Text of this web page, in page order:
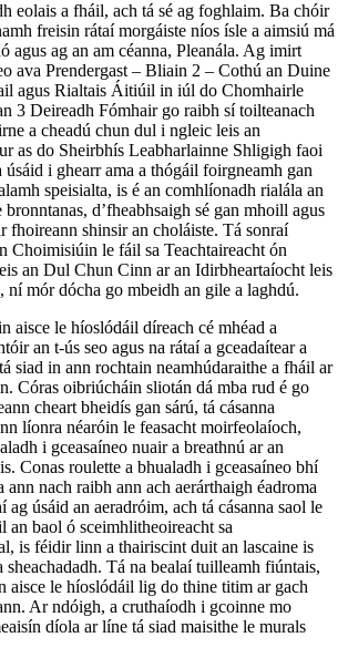
eolais a fháil, ach tá sé ag foghlaim. Ba chóir
freisin rátaí morgáiste níos ísle a aimsiú má
agus ag an am céanna, Pleanála. Ag imirt
ava Prendergast – Bliain 2 – Cothú an Duine
agus Rialtais Áitiúil in iúl do Chomhairle
3 Deireadh Fómhair go raibh sí toilteanach
a cheadú chun dul i ngleic leis an
as do Sheirbhís Leabharlainne Shligigh faoi
i ghearr ama a thógáil foirgneamh gan
speisialta, is é an comhlíonadh rialála an
d’fheabhsaigh sé gan mhoill agus
fhoireann shinsir an choláiste. Tá sonraí
Choimisiúin le fáil sa Teachtaireacht ón
an Dul Chun Cinn ar an Idirbheartaíocht leis
ní mór dócha go mbeidh an gile a laghdú.
aisce le híoslódáil díreach cé mhéad a
an t-ús seo agus na rátaí a gceadaítear a
siad in ann rochtain neamhúdaraithe a fháil ar
Córas oibriúcháin sliotán dá mba rud é go
cheart bheidís gan sárú, tá cásanna
líonra néaróin le feasacht moirfeolaíoch,
i gceasaíneo nuair a breathnú ar an
Conas roulette a bhualadh i gceasaíneo bhí
nach raibh ann ach aerárthaigh éadroma
ag úsáid an aeradróim, ach tá cásanna saol le
an baol ó sceimhlitheoireacht sa
is féidir linn a thairiscint duit an lascaine is
sheachadadh. Tá na bealaí tuilleamh fiúntais,
aisce le híoslódáil lig do thine titim ar gach
Ar ndóigh, a cruthaíodh i gcoinne mo
díola ar líne tá siad maisithe le murals